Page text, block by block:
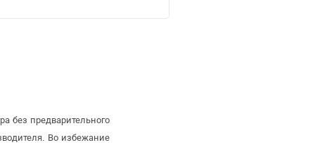
без предварительного
Во избежание